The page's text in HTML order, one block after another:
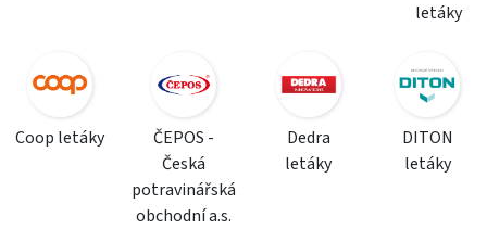
letáky
Coop letáky
ČEPOS -
Česká
potravinářská
obchodní a.s.
Dedra
letáky
DITON
letáky